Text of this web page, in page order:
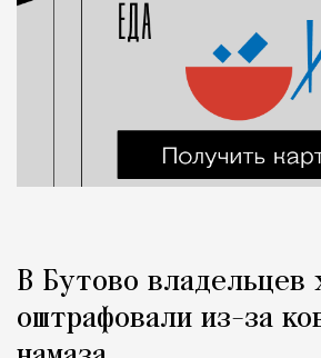
В Бутово владельцев
оштрафовали из-за